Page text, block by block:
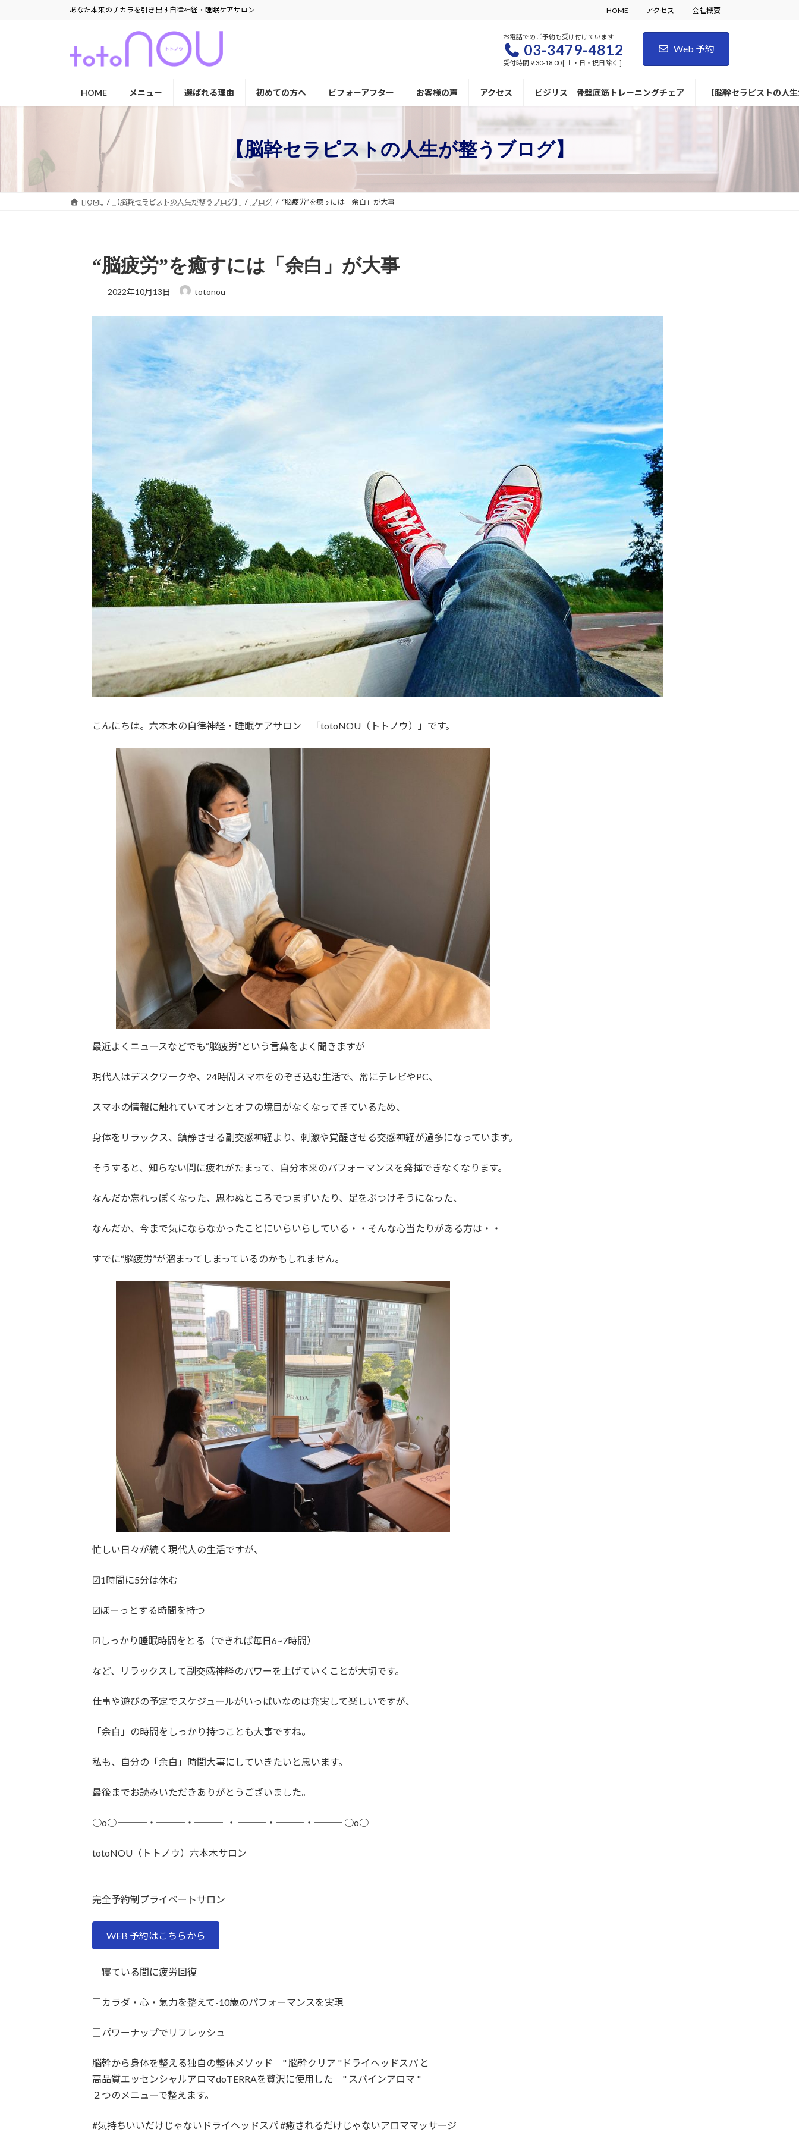
キ
に
あなた本来のチカラを引き出す自律神経・睡眠ケアサロン HOME アクセス 会社概要
お電話でのご予約も受け付けています
03-3479-4812
受付時間 9:30-18:00 [ 土・日・祝日除く ]
Web 予約
HOME メニュー 選ばれる理由 初めての方へ ビフォーアフター お客様の声 アクセス ビジリス 骨盤底筋トレーニングチェア 【脳幹セラピストの人
【脳幹セラピストの人生が整うブログ】
HOME 【脳幹セラピストの人生が整うブログ】 ブログ “脳疲労”を癒すには「余白」が大事
“脳疲労”を癒すには「余白」が大事
2022年10月13日 totonou
こんにちは。六本木の自律神経・睡眠ケアサロン 「totoNOU（トトノウ）」です。
最近よくニュースなどでも“脳疲労”という言葉をよく聞きますが
現代人はデスクワークや、24時間スマホをのぞき込む生活で、常にテレビやPC、
スマホの情報に触れていてオンとオフの境目がなくなってきているため、
身体をリラックス、鎮静させる副交感神経より、刺激や覚醒させる交感神経が過多になっています。
そうすると、知らない間に疲れがたまって、自分本来のパフォーマンスを発揮できなくなります。
なんだか忘れっぽくなった、思わぬところでつまずいたり、足をぶつけそうになった、
なんだか、今まで気にならなかったことにいらいらしている・・そんな心当たりがある方は・・
すでに“脳疲労”が溜まってしまっているのかもしれません。
忙しい日々が続く現代人の生活ですが、
☑1時間に5分は休む
☑ぼーっとする時間を持つ
☑しっかり睡眠時間をとる（できれば毎日6~7時間）
など、リラックスして副交感神経のパワーを上げていくことが大切です。
仕事や遊びの予定でスケジュールがいっぱいなのは充実して楽しいですが、
「余白」の時間をしっかり持つことも大事ですね。
私も、自分の「余白」時間大事にしていきたいと思います。
最後までお読みいただきありがとうございました。
○o○ ───・───・─── ・ ───・───・─── ○o○
totoNOU（トトノウ）六本木サロン
完全予約制プライベートサロン
WEB 予約はこちらから
□寝ている間に疲労回復
□カラダ・心・氣力を整えて-10歳のパフォーマンスを実現
□パワーナップでリフレッシュ
脳幹から身体を整える独自の整体メソッド " 脳幹クリア "ドライヘッドスパ と
高品質エッセンシャルアロマdoTERRAを贅沢に使用した " スパインアロマ "
２つのメニューで整えます。
#気持ちいいだけじゃないドライヘッドスパ #癒されるだけじゃないアロママッサージ